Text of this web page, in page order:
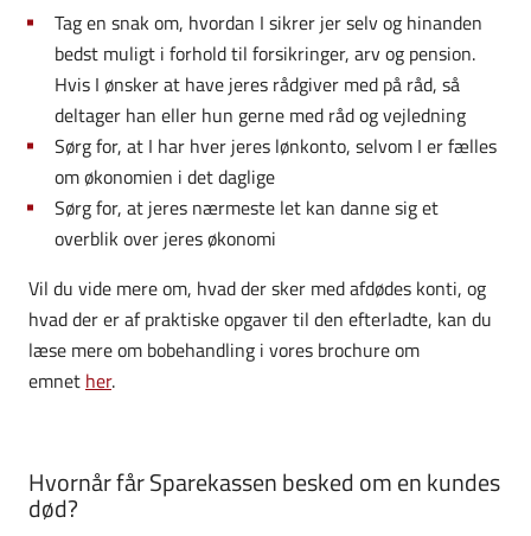
Tag en snak om, hvordan I sikrer jer selv og hinanden
bedst muligt i forhold til forsikringer, arv og pension.
Hvis I ønsker at have jeres rådgiver med på råd, så
deltager han eller hun gerne med råd og vejledning
Sørg for, at I har hver jeres lønkonto, selvom I er fælles
om økonomien i det daglige
Sørg for, at jeres nærmeste let kan danne sig et
overblik over jeres økonomi
Vil du vide mere om, hvad der sker med afdødes konti, og
hvad der er af praktiske opgaver til den efterladte, kan du
læse mere om bobehandling i vores brochure om
emnet her.
Hvornår får Sparekassen besked om en kundes
død?